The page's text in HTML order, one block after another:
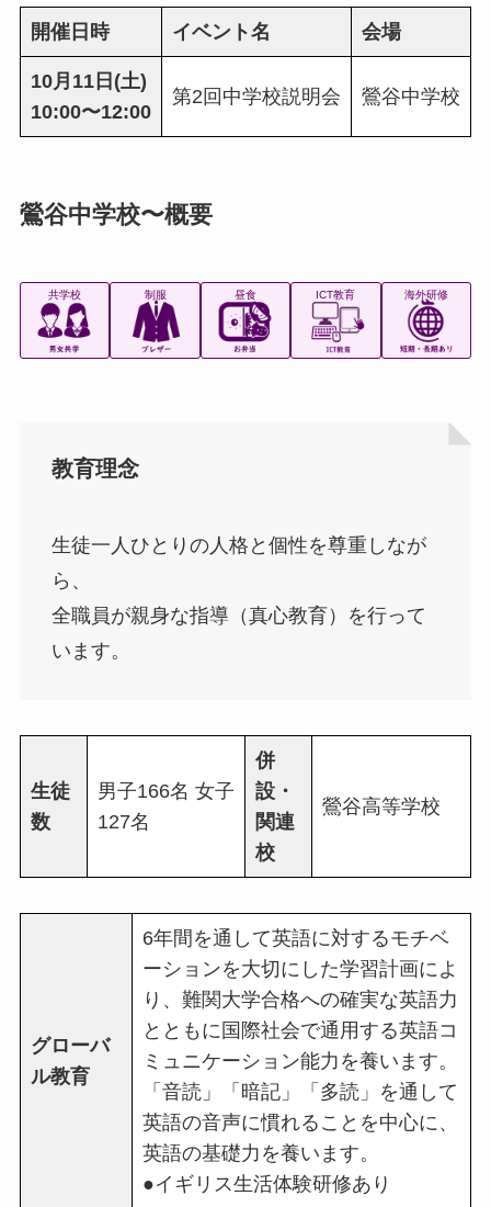
開催日時 イベント名 会場
10月11日(土)
10:00〜12:00
第2回中学校説明会 鶯谷中学校
鶯谷中学校〜概要
共学校 制服 昼食 ICT教育 海外研修
教育理念
生徒一人ひとりの人格と個性を尊重しなが
ら、
全職員が親身な指導（真心教育）を行って
います。
生徒
数
男子166名 女子
127名
併
設・
関連
校
鶯谷高等学校
グローバ
ル教育
6年間を通して英語に対するモチベ
ーションを大切にした学習計画によ
り、難関大学合格への確実な英語力
とともに国際社会で通用する英語コ
ミュニケーション能力を養います。
「音読」「暗記」「多読」を通して
英語の音声に慣れることを中心に、
英語の基礎力を養います。
●イギリス生活体験研修あり